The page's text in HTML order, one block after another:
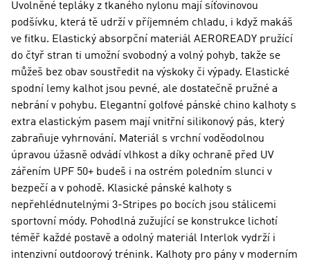
Uvolněné tepláky z tkaného nylonu mají síťovinovou
podšívku, která tě udrží v příjemném chladu, i když makáš
ve fitku. Elastický absorpční materiál AEROREADY pružící
do čtyř stran ti umožní svobodný a volný pohyb, takže se
můžeš bez obav soustředit na výskoky či výpady. Elastické
spodní lemy kalhot jsou pevné, ale dostatečně pružné a
nebrání v pohybu. Elegantní golfové pánské chino kalhoty s
extra elastickým pasem mají vnitřní silikonový pás, který
zabraňuje vyhrnování. Materiál s vrchní voděodolnou
úpravou úžasně odvádí vlhkost a díky ochraně před UV
zářením UPF 50+ budeš i na ostrém poledním slunci v
bezpečí a v pohodě. Klasické pánské kalhoty s
nepřehlédnutelnými 3-Stripes po bocích jsou stálicemi
sportovní módy. Pohodlná zužující se konstrukce lichotí
téměř každé postavě a odolný materiál Interlok vydrží i
intenzivní outdoorový trénink. Kalhoty pro pány v moderním